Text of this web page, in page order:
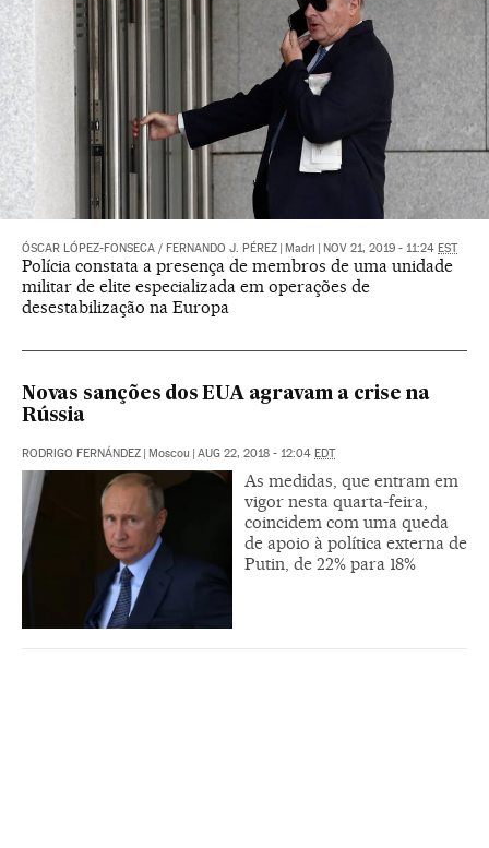
ÓSCAR LÓPEZ-FONSECA / FERNANDO J. PÉREZ Madri NOV 21, 2019 - 11:24 EST
Polícia constata a presença de membros de uma unidade
militar de elite especializada em operações de
desestabilização na Europa
Novas sanções dos EUA agravam a crise na
Rússia
RODRIGO FERNÁNDEZ Moscou AUG 22, 2018 - 12:04 EDT
As medidas, que entram em
vigor nesta quarta-feira,
coincidem com uma queda
de apoio à política externa de
Putin, de 22% para 18%